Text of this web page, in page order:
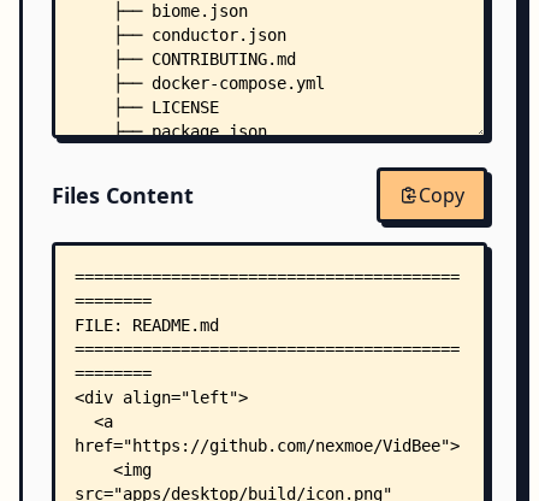
    ├── biome.json
    ├── conductor.json
    ├── CONTRIBUTING.md
    ├── docker-compose.yml
    ├── LICENSE
    ├── package.json
    ├── .dockerignore
    ├── .node-version
    ├── .npmrc
    ├── apps/
    │   ├── api/
    │   │   ├── Dockerfile
    │   │   ├── package.json
    │   │   ├── tsconfig.json
    │   │   ├── scripts/
    │   │   │   ├── ensure-node-sqlite.mjs
    │   │   │   └── migrate-history.ts
    │   │   └── src/
Files Content Copy